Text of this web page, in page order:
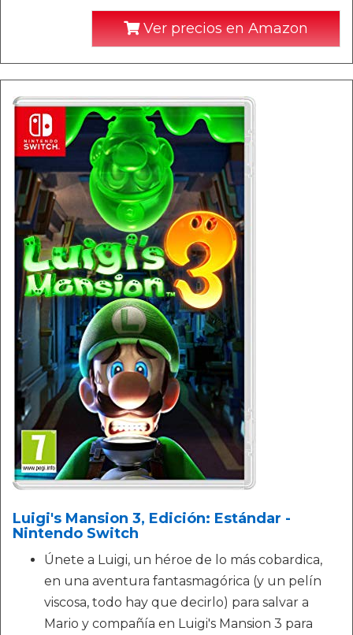
Ver precios en Amazon
Luigi's Mansion 3, Edición: Estándar -
Nintendo Switch
Únete a Luigi, un héroe de lo más cobardica,
en una aventura fantasmagórica (y un pelín
viscosa, todo hay que decirlo) para salvar a
Mario y compañía en Luigi's Mansion 3 para